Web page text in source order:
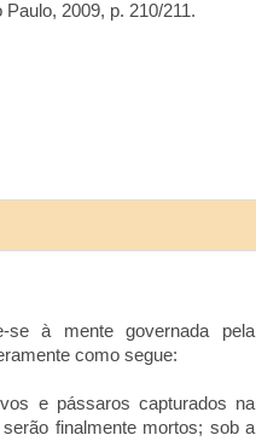
2009, p. 210/211.
se à mente governada pela
como segue:
e pássaros capturados na
finalmente mortos; sob a